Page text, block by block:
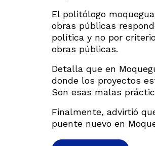
El politólogo
obras públicas
política y no por
obras públicas.
Detalla que en
donde los proyectos
Son esas malas
Finalmente, advirtió
puente nuevo en